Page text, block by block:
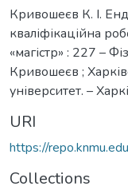
Кривошеєв К. І.
кваліфікаційна
«магістр» : 227 –
Кривошеєв ;
університет. –
URI
https://
Collections